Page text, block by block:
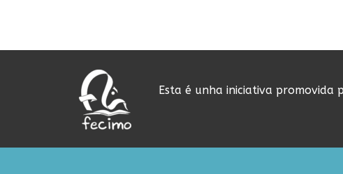
Esta é unha iniciativa promovida